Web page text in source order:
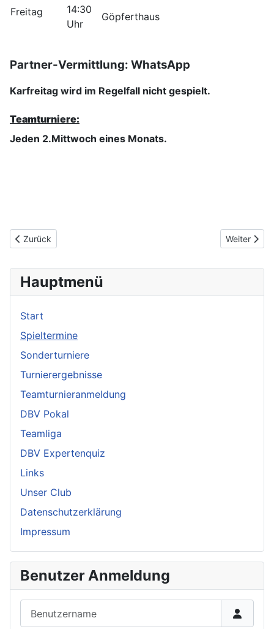
Hauptmenü
Start
Spieltermine
Sonderturniere
Turnierergebnisse
Teamturnieranmeldung
DBV Pokal
Teamliga
DBV Expertenquiz
Links
Unser Club
Datenschutzerklärung
Impressum
Benutzer Anmeldung
Freitag
14:30
Uhr
Göpferthaus
Partner-Vermittlung: WhatsApp
Karfreitag wird im Regelfall nicht gespielt.
Teamturniere:
Jeden 2.Mittwoch eines Monats.
Vorheriger Beitrag: Bridgeclub Dietzenbach e.V.
Zurück Nächster
Weiter